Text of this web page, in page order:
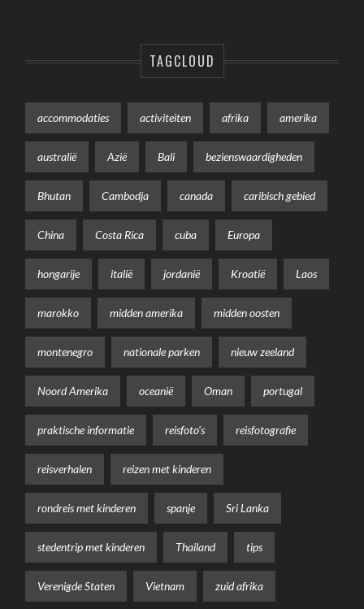
TAGCLOUD
accommodaties activiteiten afrika amerika
australië Azië Bali bezienswaardigheden
Bhutan Cambodja canada caribisch gebied
China Costa Rica cuba Europa
hongarije italië jordanië Kroatië Laos
marokko midden amerika midden oosten
montenegro nationale parken nieuw zeeland
Noord Amerika oceanië Oman portugal
praktische informatie reisfoto's reisfotografie
reisverhalen reizen met kinderen
rondreis met kinderen spanje Sri Lanka
stedentrip met kinderen Thailand tips
Verenigde Staten Vietnam zuid afrika